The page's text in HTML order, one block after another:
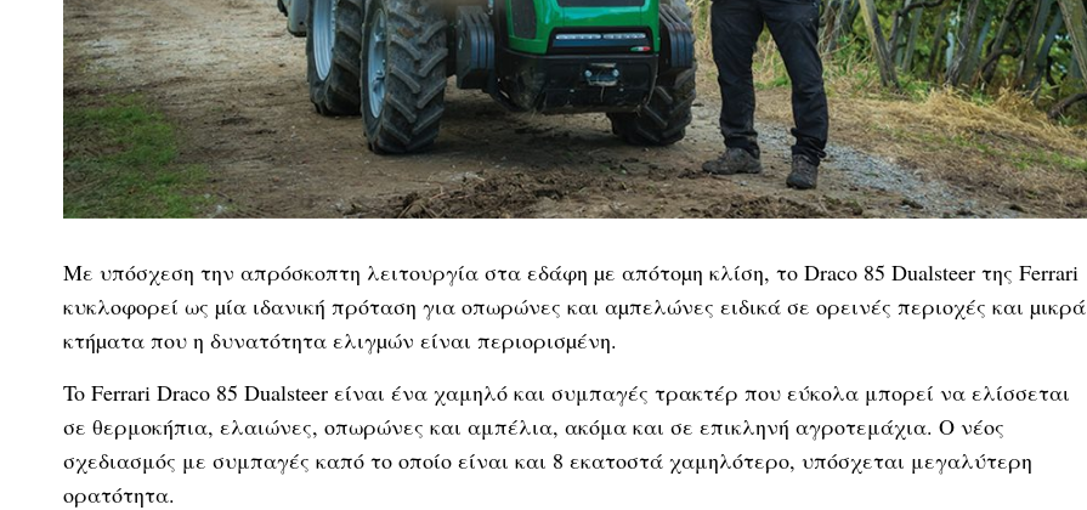
Με υπόσχεση την απρόσκοπτη λειτουργία στα εδάφη µε απότοµη κλίση, το Draco 85 Dualsteer της Ferrari
κυκλοφορεί ως µία ιδανική πρόταση για οπωρώνες και αµπελώνες ειδικά σε ορεινές περιοχές και µικρά
κτήµατα που η δυνατότητα ελιγµών είναι περιορισµένη.
To Ferrari Draco 85 Dualsteer είναι ένα χαμηλό και συμπαγές τρακτέρ που εύκολα μπορεί να ελίσσεται
σε θερμοκήπια, ελαιώνες, οπωρώνες και αμπέλια, ακόμα και σε επικληνή αγροτεμάχια. Ο νέος
σχεδιασμός με συμπαγές καπό το οποίο είναι και 8 εκατοστά χαμηλότερο, υπόσχεται μεγαλύτερη
ορατότητα.